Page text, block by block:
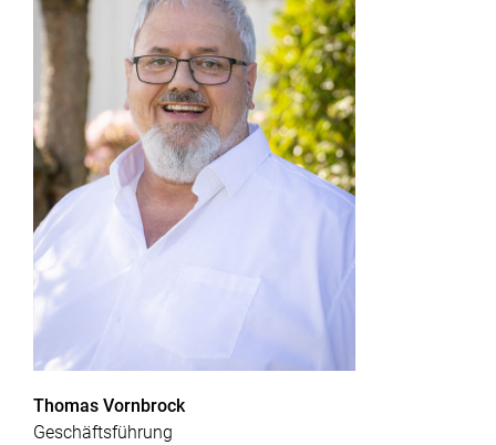
Thomas Vornbrock
Geschäftsführung